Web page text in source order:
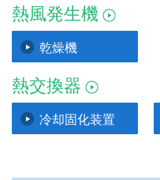
熱風発生機
乾燥機
熱交換器
冷却固化装置